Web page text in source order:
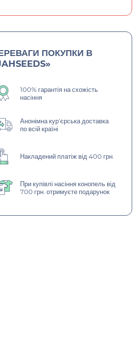
ПОКУПКИ В
100% гарантія на схожість
насіння
Анонімна кур'єрська доставка
по всій країні
Накладений платіж від 400 грн.
При купівлі насіння конопель від
700 грн. отримуєте подарунок